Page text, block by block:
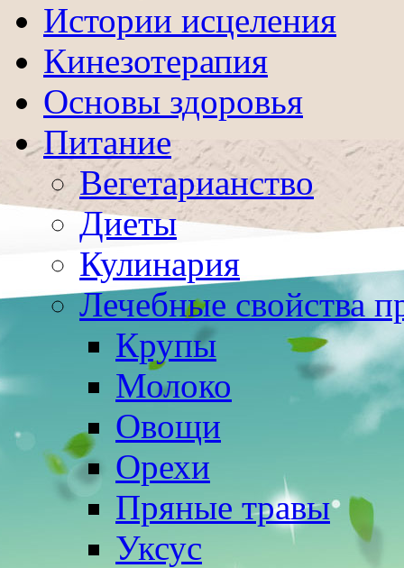
Истории исцеления
Кинезотерапия
Основы здоровья
Питание
Вегетарианство
Диеты
Кулинария
Лечебные свойства
Крупы
Молоко
Овощи
Орехи
Пряные травы
Уксус